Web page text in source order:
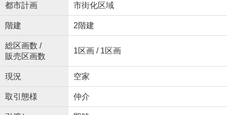
都市計画 市街化区域
階建 2階建
総区画数 /
販売区画数
1区画 / 1区画
現況 空家
取引態様 仲介